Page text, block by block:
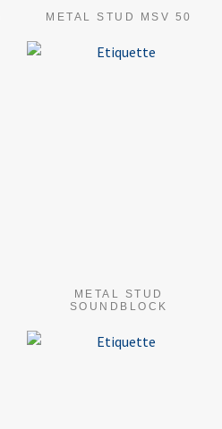
METAL STUD MSV 50
METAL STUD
SOUNDBLOCK